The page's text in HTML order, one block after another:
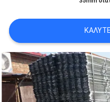
SITEMAP
PRIVACY
POLICY